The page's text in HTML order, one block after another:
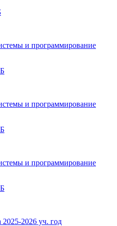
и программирование
и программирование
и программирование
2025-2026 уч. год